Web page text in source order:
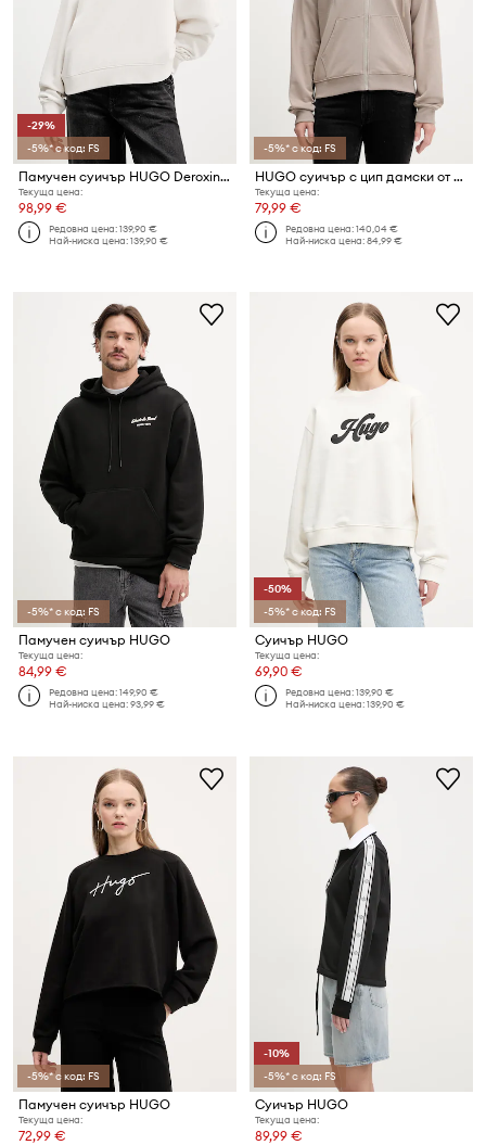
-29%
-5%* с код: FS
Памучен суичър HUGO Deroxina_8
Текуща цена:
98,99 €
Редовна цена:139,90 €
Най-ниска цена:139,90 €
-5%* с код: FS
HUGO суичър с цип дамски от памук Dalfine
Текуща цена:
79,99 €
Редовна цена:140,04 €
Най-ниска цена:84,99 €
-5%* с код: FS
Памучен суичър HUGO
Текуща цена:
84,99 €
Редовна цена:149,90 €
Най-ниска цена:93,99 €
-50%
-5%* с код: FS
Суичър HUGO
Текуща цена:
69,90 €
Редовна цена:139,90 €
Най-ниска цена:139,90 €
-5%* с код: FS
Памучен суичър HUGO
Текуща цена:
72,99 €
-10%
-5%* с код: FS
Суичър HUGO
Текуща цена:
89,99 €